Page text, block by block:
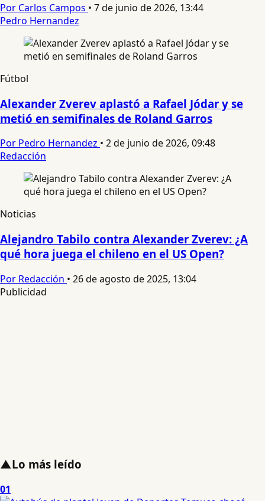
Por Carlos Campos • 7 de junio de 2026, 13:44
Pedro Hernandez
Fútbol
Alexander Zverev aplastó a Rafael Jódar y se
metió en semifinales de Roland Garros
Por Pedro Hernandez • 2 de junio de 2026, 09:48
Redacción
Noticias
Alejandro Tabilo contra Alexander Zverev: ¿A
qué hora juega el chileno en el US Open?
Por Redacción • 26 de agosto de 2025, 13:04
Publicidad
▲Lo más leído
01